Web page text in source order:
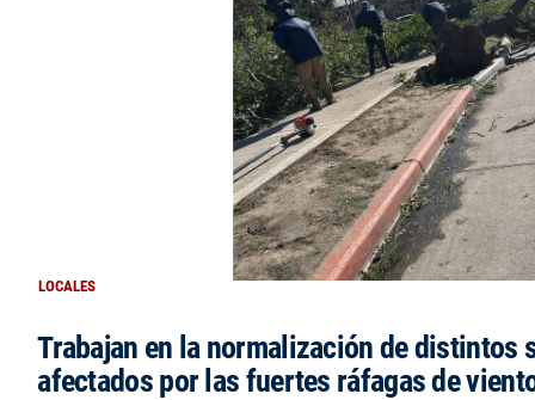
LOCALES
Trabajan en la normalización de distintos
afectados por las fuertes ráfagas de